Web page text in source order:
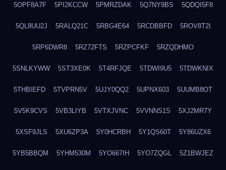
5OPF8A7F 5PI2KCCW 5PMRZDAK 5Q7NY9BS 5QDQI5F8
5QL8UU2J 5RALQ21C 5RBG4E64 5RCDBBFD 5ROV8T2I
5RP6DWR8 5RZ72FTS 5RZPCFKF 5RZQDHMO
5SNLKYWW 5ST3XE0K 5T4RFJQE 5TDWI9U5 5TDWKNIX
5THBIEFD 5TVPRN5V 5UJY0QQ2 5UPNX603 5UUMB8OT
5V5K9CVS 5VB3LIYB 5VTXJVNC 5VVNNS1S 5XJ2MR7Y
5XSF9JLS 5XU6ZP3A 5Y0HCRBH 5Y1QS60T 5Y86UZX6
5YB5BBQM 5YHM530M 5YO667IH 5YO7ZQGL 5Z1BWJEZ